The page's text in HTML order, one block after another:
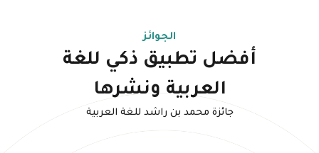
الجوائز
أفضل تطبيق ذكي للغة
العربية ونشرها
جائزة محمد بن راشد للغة العربية